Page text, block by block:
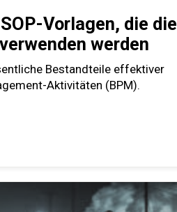
Vorlagen, die die
werden
Bestandteile effektiver
Aktivitäten (BPM).